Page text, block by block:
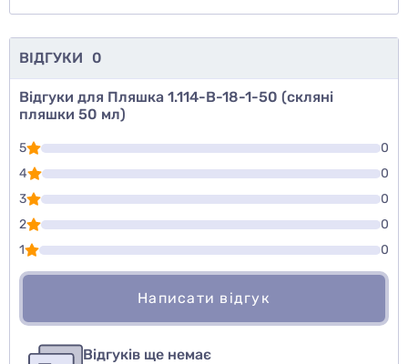
ВІДГУКИ 0
Відгуки для Пляшка 1.114-В-18-1-50 (скляні
пляшки 50 мл)
5
0
4
0
3
0
2
0
1
0
Написати відгук
авторизуйтесьили войдите
Відгуків ще немає